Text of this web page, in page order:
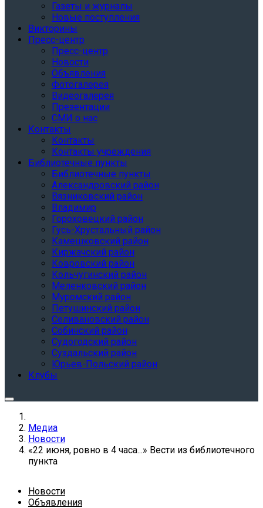
Газеты и журналы
Новые поступления
Викторины
Пресс-центр
Пресс-центр
Новости
Объявления
Фотогалерея
Видеогалерея
Презентации
СМИ о нас
Контакты
Контакты
Контакты учреждения
Библиотечные пункты
Библиотечные пункты
Александровский район
Вязниковский район
Владимир
Гороховецкий район
Гусь-Хрустальный район
Камешковский район
Киржачский район
Ковровский район
Кольчугинский район
Меленковский район
Муромский район
Петушинский район
Селивановский район
Собинский район
Судогодский район
Суздальский район
Юрьев-Польский район
Клубы
Медиа
Новости
«22 июня, ровно в 4 часа...» Вести из библиотечного
пункта
Новости
Объявления